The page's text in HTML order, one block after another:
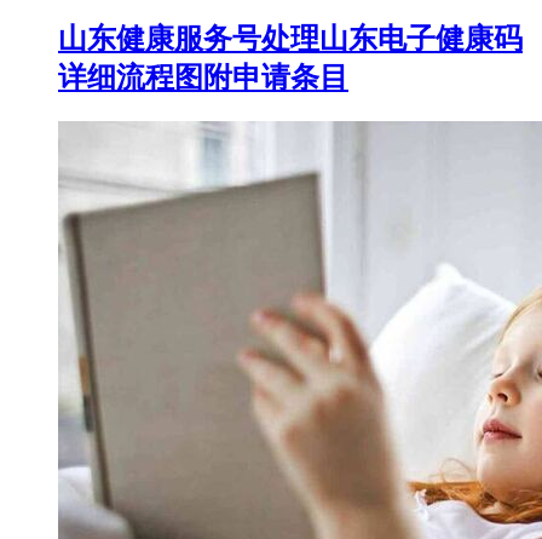
山东健康服务号处理山东电子健康码
详细流程图附申请条目